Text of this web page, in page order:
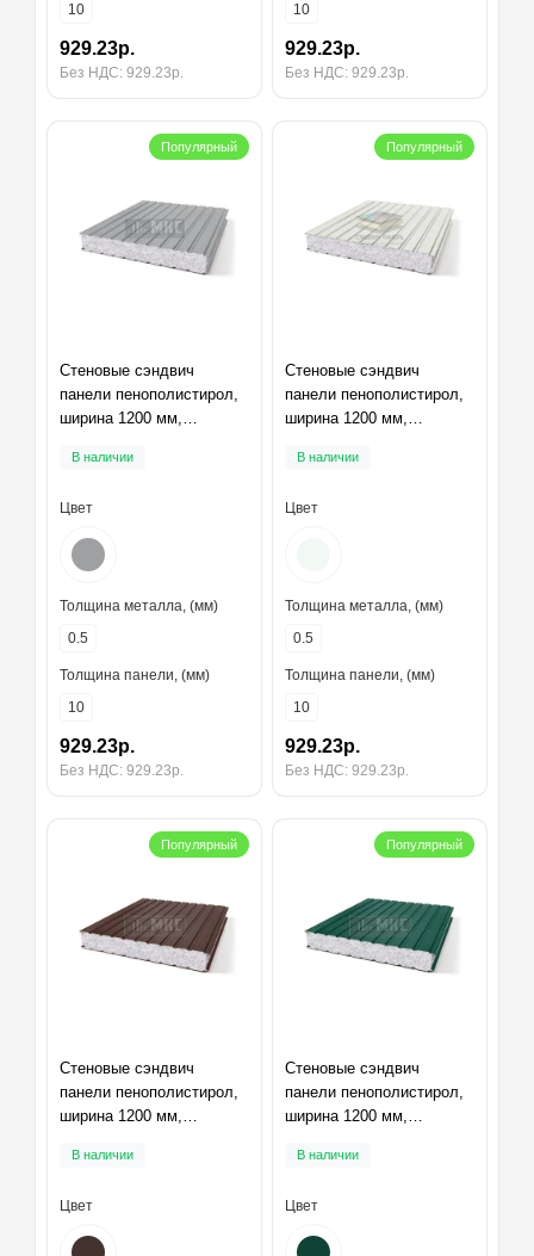
10
929.23р.
Без НДС: 929.23р.
10
929.23р.
Без НДС: 929.23р.
Популярный
Стеновые сэндвич
панели пенополистирол,
ширина 1200 мм,
В наличии
Цвет
Толщина металла, (мм)
0.5
Толщина панели, (мм)
10
929.23р.
Без НДС: 929.23р.
Популярный
Стеновые сэндвич
панели пенополистирол,
ширина 1200 мм,
В наличии
Цвет
Толщина металла, (мм)
0.5
Толщина панели, (мм)
10
929.23р.
Без НДС: 929.23р.
Популярный
Стеновые сэндвич
панели пенополистирол,
ширина 1200 мм,
В наличии
Цвет
Популярный
Стеновые сэндвич
панели пенополистирол,
ширина 1200 мм,
В наличии
Цвет